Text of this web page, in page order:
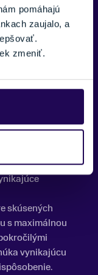
pomáhajú
zaujalo, a
zmeniť.
Medzi
navrhnutý
ľahkú a
Holo Core
hmotnosti a
je vhodná pre
a bezpečnosť.
integrovaným
skúsených
s maximálnou
vynikajúcu